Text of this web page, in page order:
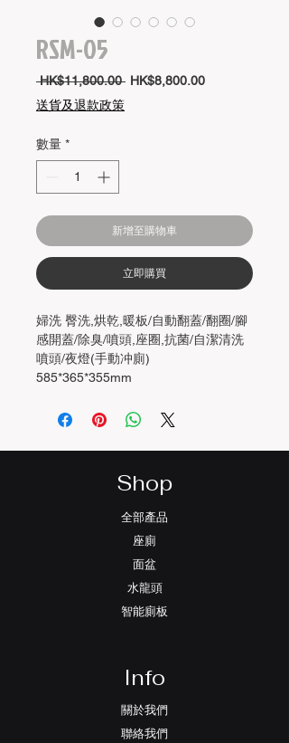
RSM-05
HK$11,800.00 一HK$8,800.00促
送貨及退款政策
數量 *
新增至購物車
立即購買
婦洗 臀洗,烘乾,暖板/自動翻蓋/翻圈/腳
感開蓋/除臭/噴頭,座圈,抗菌/自潔清洗
噴頭/夜燈(手動冲廁)
585*365*355mm
更改或變更為準。
Shop
全部產品
座廁
面盆
水龍頭
智能廁板
Info
關於我們
聯絡我們